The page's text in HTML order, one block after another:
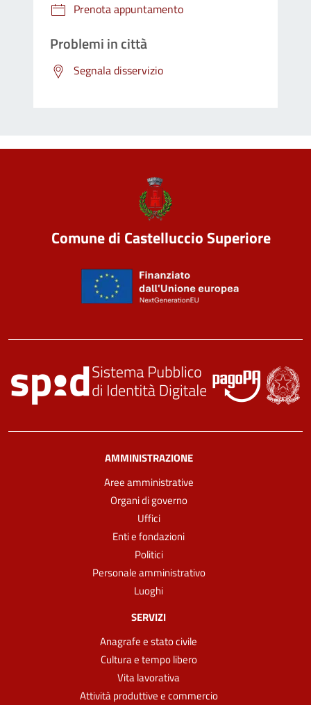
Prenota appuntamento
Problemi in città
Segnala disservizio
Comune di Castelluccio Superiore
AMMINISTRAZIONE
Aree amministrative
Organi di governo
Uffici
Enti e fondazioni
Politici
Personale amministrativo
Luoghi
SERVIZI
Anagrafe e stato civile
Cultura e tempo libero
Vita lavorativa
Attività produttive e commercio